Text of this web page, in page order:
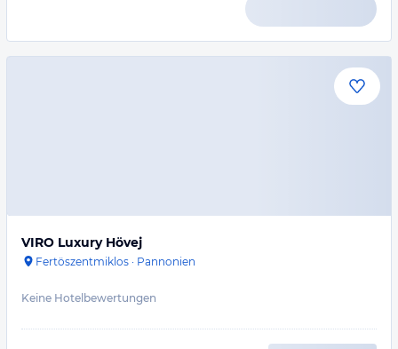
VIRO Luxury Hövej
Fertöszentmiklos · Pannonien
Keine Hotelbewertungen